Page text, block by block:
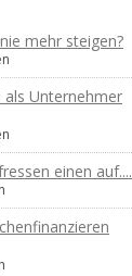
mehr steigen?
Unternehmer
einen auf....